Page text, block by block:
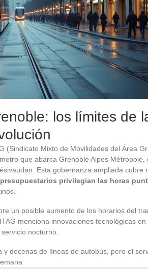
los límites de
(Sindicato Mixto de Movilidades del Área
que abarca Grenoble Alpes Métropole,
Esta gobernanza ampliada cubre
privilegian las horas
un posible aumento de los horarios del
menciona innovaciones tecnológicas en
nocturno.
decenas de líneas de autobús, pero el